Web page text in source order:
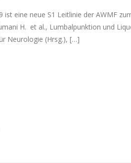
ist eine neue S1 Leitlinie der AWMF
H. et al., Lumbalpunktion und
Neurologie (Hrsg.), […]